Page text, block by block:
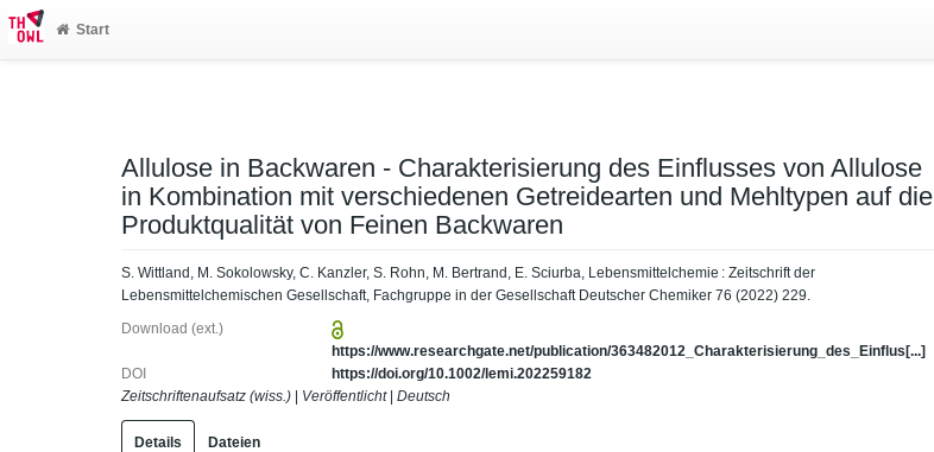
Start
Allulose in Backwaren - Charakterisierung des Einflusses von Allulose
in Kombination mit verschiedenen Getreidearten und Mehltypen auf die
Produktqualität von Feinen Backwaren
S. Wittland, M. Sokolowsky, C. Kanzler, S. Rohn, M. Bertrand, E. Sciurba, Lebensmittelchemie : Zeitschrift der
Lebensmittelchemischen Gesellschaft, Fachgruppe in der Gesellschaft Deutscher Chemiker 76 (2022) 229.
Download (ext.)
https://www.researchgate.net/publication/363482012_Charakterisierung_des_Einflus[...]
DOI
https://doi.org/10.1002/lemi.202259182
Zeitschriftenaufsatz (wiss.)
Veröffentlicht| Deutsch
Details Dateien